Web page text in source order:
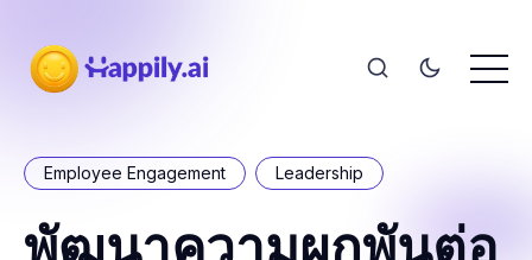
Employee Engagement Leadership
พัฒนาความผูกพันต่อ